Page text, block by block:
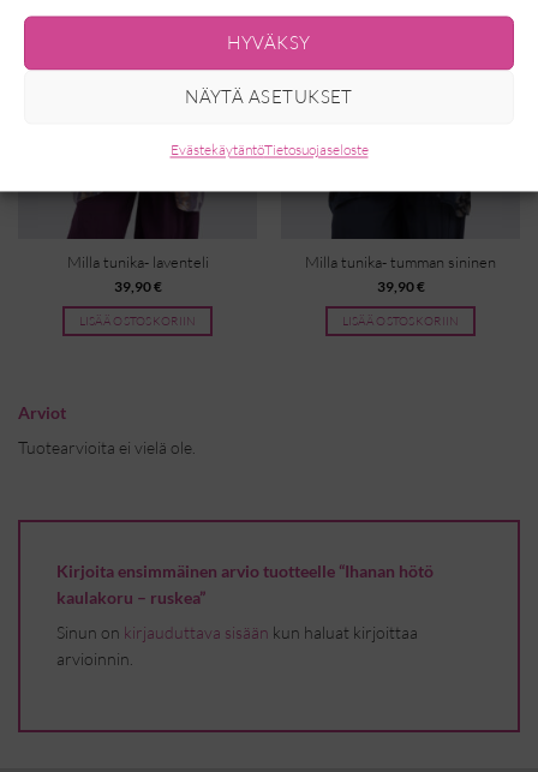
HYVÄKSY
NÄYTÄ ASETUKSET
EvästekäytäntöTietosuojaseloste
Milla tunika- laventeli
39,90€
LISÄÄ OSTOSKORIIN
Milla tunika- tumman sininen
39,90€
LISÄÄ OSTOSKORIIN
Arviot
Tuotearvioita ei vielä ole.
Kirjoita ensimmäinen arvio tuotteelle “Ihanan hötö
kaulakoru – ruskea”
Sinun on kirjauduttava sisään kun haluat kirjoittaa
arvioinnin.